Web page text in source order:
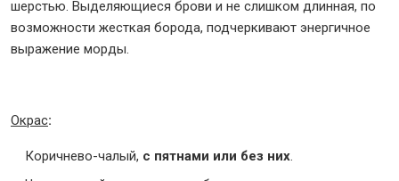
шерстью. Выделяющиеся брови и не слишком длинная, по
возможности жесткая борода, подчеркивают энергичное
выражение морды.
Окрас:
Коричнево-чалый, с пятнами или без них.